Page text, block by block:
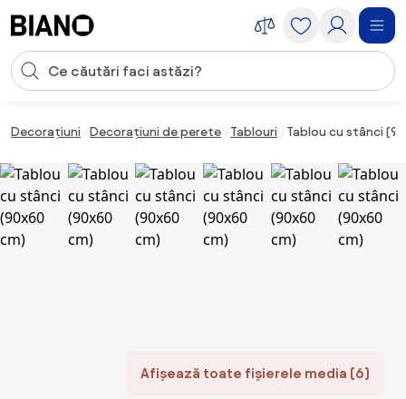
Introducerea căutării
Decorațiuni Decorațiuni de perete Tablouri Tablou cu stânci
Afișează toate fișierele media (6)